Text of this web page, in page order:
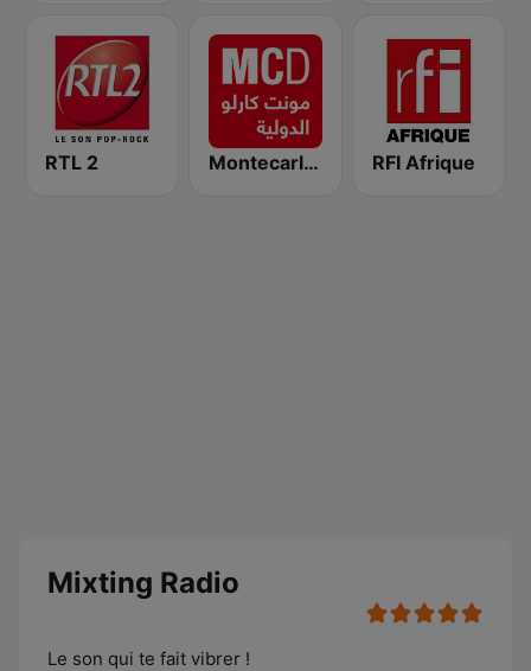
RTL 2 Montecarlo al doualiya (مونت كارلو الدولية) RFI Afrique
Mixting Radio
Le son qui te fait vibrer !